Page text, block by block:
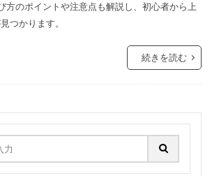
方のポイントや注意点も解説し、初心者から上
つかります。
続きを読む